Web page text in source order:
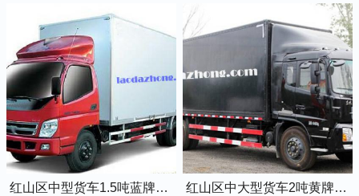
红山区中型货车1.5吨蓝牌4米2厢式货车 红山区中大型货车2吨黄牌5米2厢式货车